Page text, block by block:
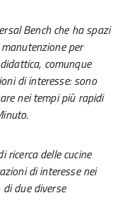
Bench che ha spazi
per
comunque
di interesse: sono
nei tempi più rapidi
ricerca delle cucine
di interesse nei
due diverse